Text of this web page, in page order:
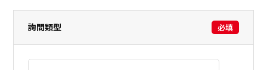
詢問類型 必填